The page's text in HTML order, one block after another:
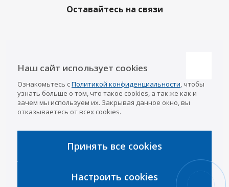
Оставайтесь на связи
Казань
8 (843) 207-03-08
Уфа
8 (347) 258-84-87
8 (8352) 38-88-37
Интернет-магазин
info@a-pricep.ru
Наш сайт использует cookies
Ознакомьтесь сПолитикой конфиденциальности, чтобы
узнать больше о том, что такое cookies, а так же как и
зачем мы используем их. Закрывая данное окно, вы
отказываетесь от всех cookies.
Принять все cookies
Настроить cookies